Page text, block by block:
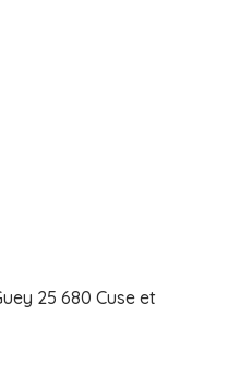
25 680 Cuse et